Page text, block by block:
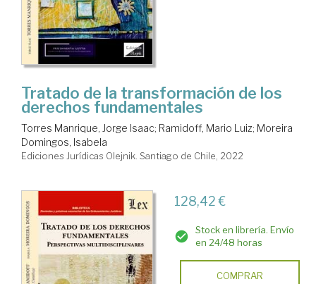
Tratado de la transformación de los
derechos fundamentales
Torres Manrique, Jorge Isaac; Ramidoff, Mario Luiz; Moreira
Domingos, Isabela
Ediciones Jurídicas Olejnik. Santiago de Chile, 2022
128,42 €
Stock en librería. Envío
en 24/48 horas
COMPRAR